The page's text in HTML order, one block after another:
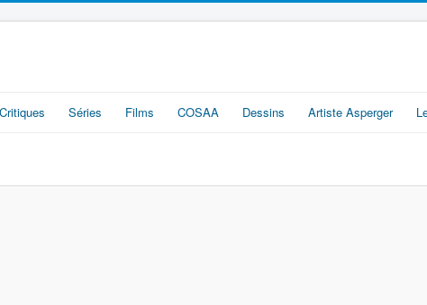
Séries Films COSAA Dessins Artiste Asperger